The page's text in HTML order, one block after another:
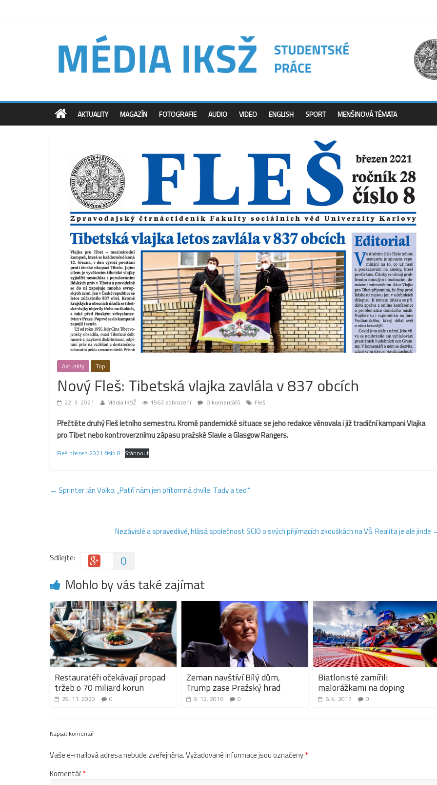
AKTUALITY MAGAZÍN FOTOGRAFIE AUDIO VIDEO ENGLISH SPORT MENŠINOVÁ TÉMATA
Aktuality Top
Nový Fleš: Tibetská vlajka zavlála v 837 obcích
22. 3. 2021 Média IKSŽ 1563 zobrazení 0 komentářů Fleš
Přečtěte druhý Fleš letního semestru. Kromě pandemické situace se jeho redakce věnovala i již tradiční kampani Vlajka
pro Tibet nebo kontroverznímu zápasu pražské Slavie a Glasgow Rangers.
Fleš březen 2021 číslo 8 Stáhnout
← Sprinter Ján Volko: „Patří nám jen přítomná chvíle. Tady a teď.“
Nezávislé a spravedlivé, hlásá společnost SCIO o svých přijímacích zkouškách na VŠ. Realita je ale jinde
Sdílejte: 0
Mohlo by vás také zajímat
Restauratéři očekávají propad
tržeb o 70 miliard korun
29. 11. 2020 0
Zeman navštíví Bílý dům,
Trump zase Pražský hrad
9. 12. 2016 0
Biatlonisté zamířili
malorážkami na doping
6. 4. 2017 0
Napsat komentář
Vaše e-mailová adresa nebude zveřejněna.Vyžadované informace jsou označeny*
Komentář*